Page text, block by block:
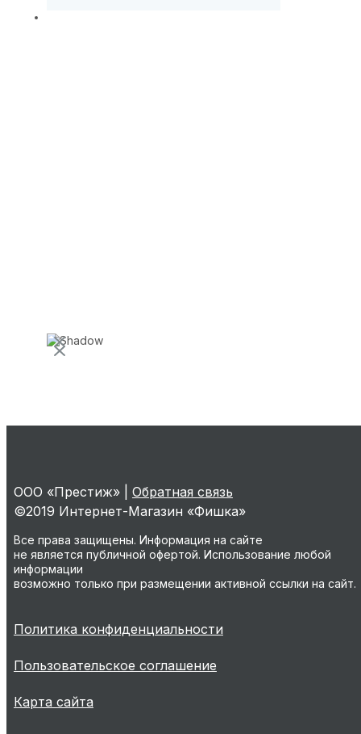
ООО «Престиж» | Обратная связь
©2019 Интернет-Магазин «Фишка»
Все права защищены. Информация на сайте
не является публичной офертой. Использование любой
информации
возможно только при размещении активной ссылки на сайт.
Политика конфиденциальности
Пользовательское соглашение
Карта сайта